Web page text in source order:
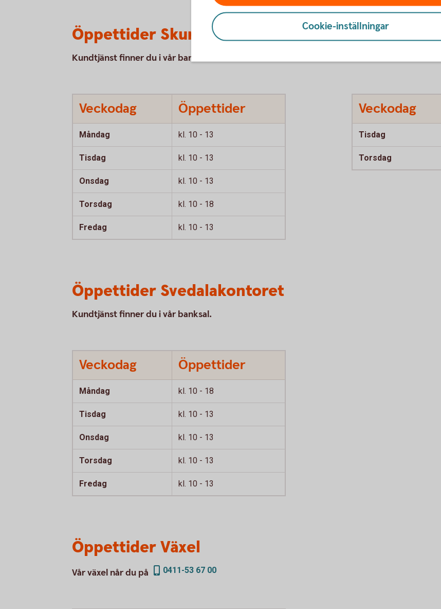
Öppettider Skurupskontoret
Kundtjänst finner du i vår banksal.
Veckodag Öppettider
Måndag kl. 10 - 13
Tisdag kl. 10 - 13
Onsdag kl. 10 - 13
Torsdag kl. 10 - 18
Fredag kl. 10 - 13
Veckodag
Tisdag
Torsdag
Öppettider Svedalakontoret
Kundtjänst finner du i vår banksal.
Veckodag Öppettider
Måndag kl. 10 - 18
Tisdag kl. 10 - 13
Onsdag kl. 10 - 13
Torsdag kl. 10 - 13
Fredag kl. 10 - 13
Öppettider Växel
Vår växel når du på 0411-53 67 00
Cookie-inställningar